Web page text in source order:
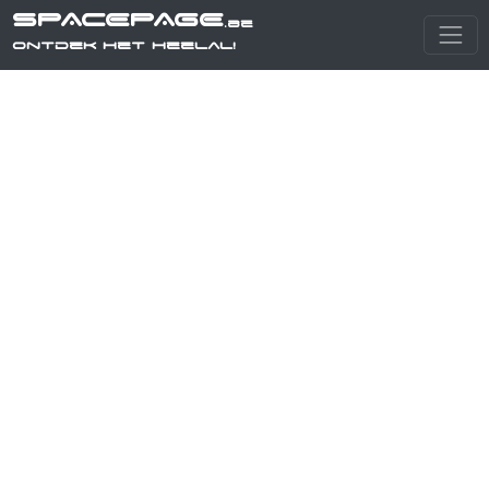
SPACEPAGE.be
Ontdek het heelal!